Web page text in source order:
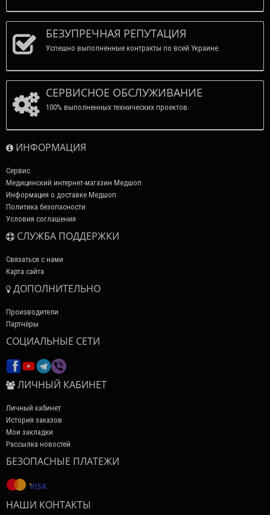
БЕЗУПРЕЧНАЯ РЕПУТАЦИЯ
Успешно выполненные контракты по всей Украине.
СЕРВИСНОЕ ОБСЛУЖИВАНИЕ
100% выполненных технических проектов.
ИНФОРМАЦИЯ
Сервис
Медицинский интернет-магазин Медшоп
Информация о доставке Медшоп
Политика безопасности
Условия соглашения
СЛУЖБА ПОДДЕРЖКИ
Связаться с нами
Карта сайта
ДОПОЛНИТЕЛЬНО
Производители
Партнёры
СОЦИАЛЬНЫЕ СЕТИ
ЛИЧНЫЙ КАБИНЕТ
Личный кабинет
История заказов
Мои закладки
Рассылка новостей
БЕЗОПАСНЫЕ ПЛАТЕЖИ
НАШИ КОНТАКТЫ